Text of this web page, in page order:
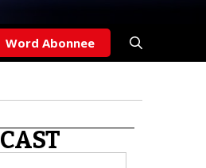
Word Abonnee